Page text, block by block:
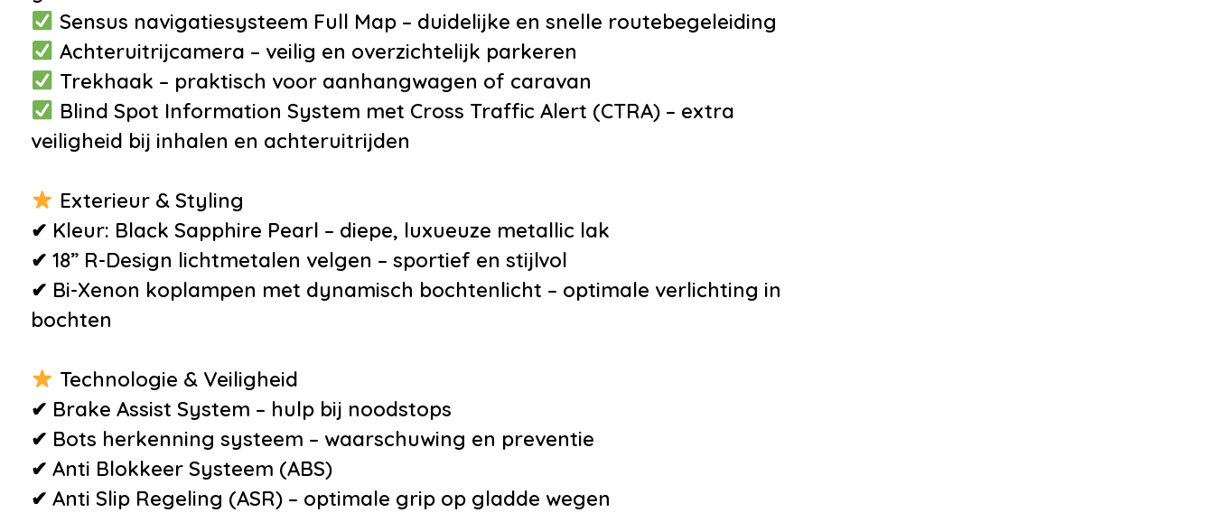
•Getint glas
•Koplampen adaptief
•Koplampreiniging
•LED achterlichten
•LED dagrijverlichting
•Elektrisch verstelbare
•Lederen bekleding
•Stuurbekrachtiging
Veiligheid
• Achteruitrijcamera
• Anti Blokkeer Systeem
• Anti doorSlip Regeling
Overige
•Achteropkomend verkeer
waarschuwing
•Armsteun achter met
Sensus navigatiesysteem Full Map – duidelijke en snelle routebegeleiding
Achteruitrijcamera – veilig en overzichtelijk parkeren
Trekhaak – praktisch voor aanhangwagen of caravan
Blind Spot Information System met Cross Traffic Alert (CTRA) – extra
veiligheid bij inhalen en achteruitrijden
Exterieur & Styling
✔ Kleur: Black Sapphire Pearl – diepe, luxueuze metallic lak
✔ 18” R-Design lichtmetalen velgen – sportief en stijlvol
✔ Bi-Xenon koplampen met dynamisch bochtenlicht – optimale verlichting in
bochten
Technologie & Veiligheid
✔ Brake Assist System – hulp bij noodstops
✔ Bots herkenning systeem – waarschuwing en preventie
✔ Anti Blokkeer Systeem (ABS)
✔ Anti Slip Regeling (ASR) – optimale grip op gladde wegen